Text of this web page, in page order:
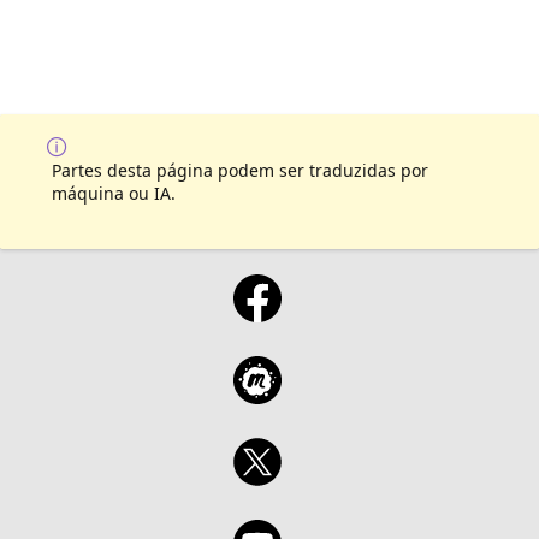
Partes desta página podem ser traduzidas por
máquina ou IA.